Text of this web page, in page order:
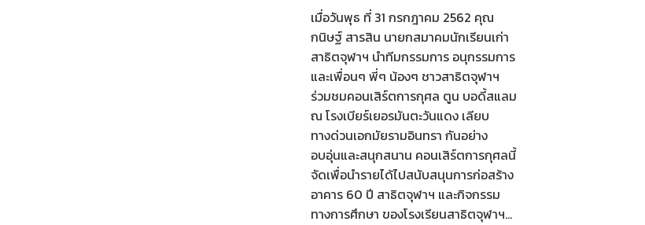
เมื่อวันพุธ ที่ 31 กรกฎาคม 2562 คุณ
กนิษฐ์ สารสิน นายกสมาคมนักเรียนเก่า
สาธิตจุฬาฯ นำทีมกรรมการ อนุกรรมการ
และเพื่อนๆ พี่ๆ น้องๆ ชาวสาธิตจุฬาฯ
ร่วมชมคอนเสิร์ตการกุศล ตูน บอดี้สแลม
ณ โรงเบียร์เยอรมันตะวันแดง เลียบ
ทางด่วนเอกมัยรามอินทรา กันอย่าง
อบอุ่นและสนุกสนาน คอนเสิร์ตการกุศลนี้
จัดเพื่อนำรายได้ไปสนับสนุนการก่อสร้าง
อาคาร 60 ปี สาธิตจุฬาฯ และกิจกรรม
ทางการศึกษา ของโรงเรียนสาธิตจุฬาฯ...